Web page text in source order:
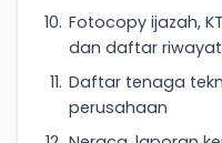
Fotocopy ijazah,
dan daftar
Daftar tenaga
perusahaan